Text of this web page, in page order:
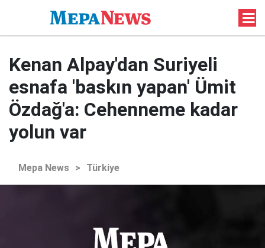
Kenan Alpay'dan Suriyeli
esnafa 'baskın yapan' Ümit
Özdağ'a: Cehenneme kadar
yolun var
Mepa News > Türkiye